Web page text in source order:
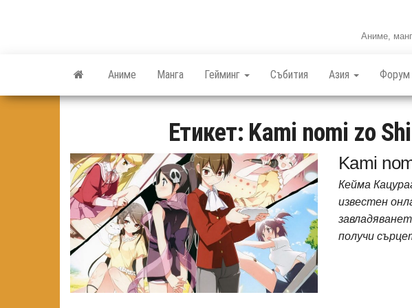
Аниме,
Аниме Манга Гейминг Събития Азия Форум
Етикет: Kami nomi zo
Kami
Кейма
известен
получи